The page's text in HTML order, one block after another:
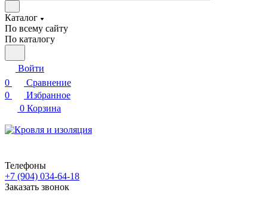
Каталог
По всему сайту
По каталогу
Войти
0
Сравнение
0
Избранное
0 Корзина
Телефоны
+7 (904) 034-64-18
Заказать звонок